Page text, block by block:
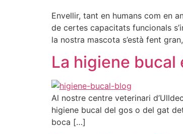
Envellir, tant en humans com en
de certes capacitats funcionals
la nostra mascota s’està fent
La higiene bucal
Al nostre centre veterinari
higiene bucal del gos o del gat
boca […]